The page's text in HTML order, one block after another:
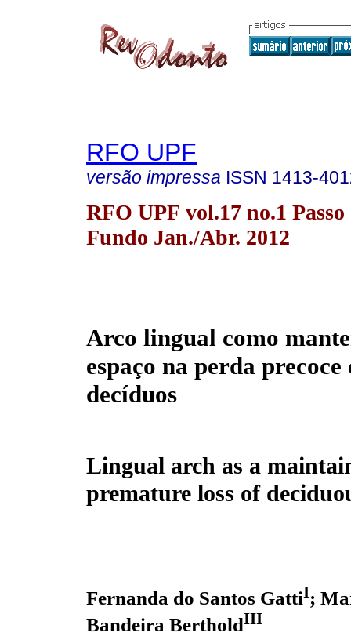
RFO UPF
versão impressa ISSN 1413-
RFO UPF vol.17 no.1 Passo
Fundo Jan./Abr. 2012
Arco lingual como
espaço na perda precoce
decíduos
Lingual arch as a
premature loss of
Fernanda do Santos GattiI;
Bandeira BertholdIII